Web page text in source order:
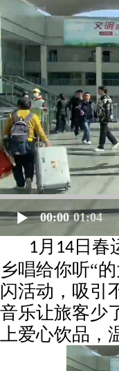
00:00 01:04
1 月 14 日春
乡唱给你听“
闪活动，吸引
音乐让旅客少
上爱心饮品，